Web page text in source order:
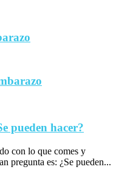
pueden hacer?
con lo que comes y
pregunta es: ¿Se pueden...